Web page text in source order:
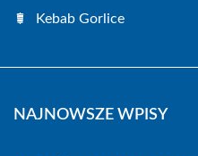
Kebab Gorlice
NAJNOWSZE WPISY